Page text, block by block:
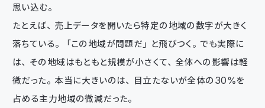
思い込む。
たとえば、売上データを開いたら特定の地域の数字が大きく
落ちている。「この地域が問題だ」と飛びつく。でも実際に
は、その地域はもともと規模が小さくて、全体への影響は軽
微だった。本当に大きいのは、目立たないが全体の30%を
占める主力地域の微減だった。